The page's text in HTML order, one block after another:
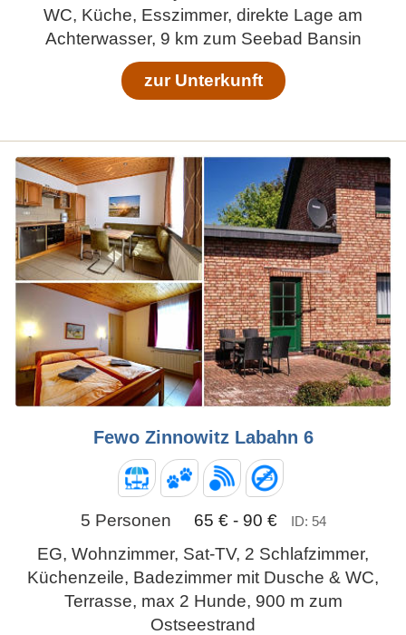
WC, Küche, Esszimmer, direkte Lage am
Achterwasser, 9 km zum Seebad Bansin
zur Unterkunft
Fewo Zinnowitz Labahn 6
5 Personen 65 € - 90 € ID: 54
EG, Wohnzimmer, Sat-TV, 2 Schlafzimmer,
Küchenzeile, Badezimmer mit Dusche & WC,
Terrasse, max 2 Hunde, 900 m zum
Ostseestrand